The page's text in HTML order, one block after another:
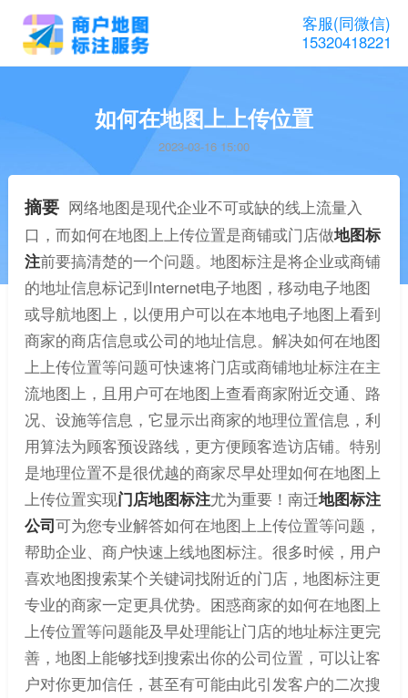
客服(同微信)
15320418221
如何在地图上上传位置
2023-03-16 15:00
摘要 网络地图是现代企业不可或缺的线上流量入
口，而如何在地图上上传位置是商铺或门店做地图标
注前要搞清楚的一个问题。地图标注是将企业或商铺
的地址信息标记到Internet电子地图，移动电子地图
或导航地图上，以便用户可以在本地电子地图上看到
商家的商店信息或公司的地址信息。解决如何在地图
上上传位置等问题可快速将门店或商铺地址标注在主
流地图上，且用户可在地图上查看商家附近交通、路
况、设施等信息，它显示出商家的地理位置信息，利
用算法为顾客预设路线，更方便顾客造访店铺。特别
是地理位置不是很优越的商家尽早处理如何在地图上
上传位置实现门店地图标注尤为重要！南迁地图标注
公司可为您专业解答如何在地图上上传位置等问题，
帮助企业、商户快速上线地图标注。很多时候，用户
喜欢地图搜索某个关键词找附近的门店，地图标注更
专业的商家一定更具优势。困惑商家的如何在地图上
上传位置等问题能及早处理能让门店的地址标注更完
善，地图上能够找到搜索出你的公司位置，可以让客
户对你更加信任，甚至有可能由此引发客户的二次搜